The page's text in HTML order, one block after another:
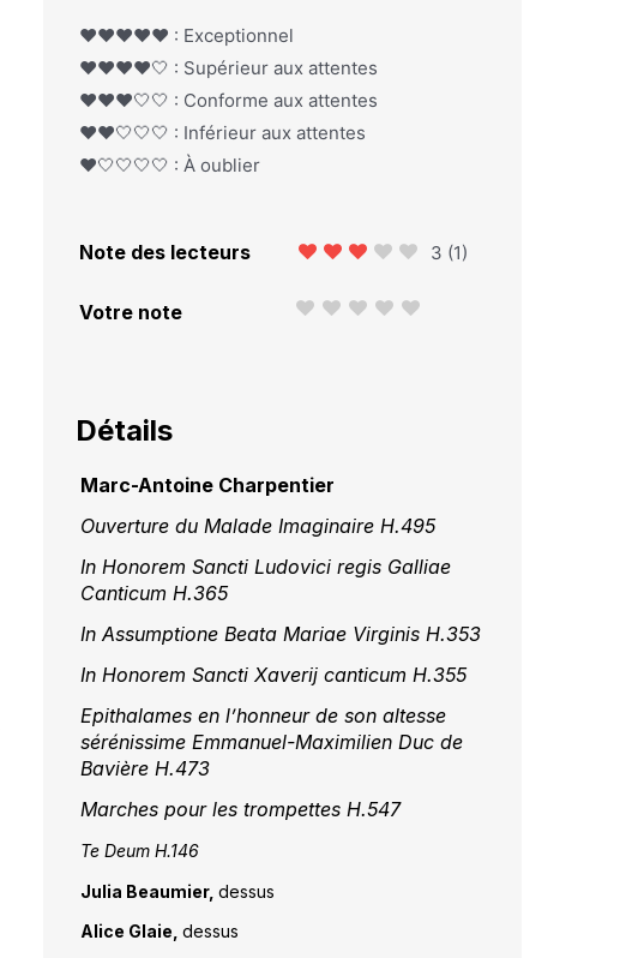
❤️❤️❤️❤️❤️ : Exceptionnel
❤️❤️❤️❤️🤍 : Supérieur aux attentes
❤️❤️❤️🤍🤍 : Conforme aux attentes
❤️❤️🤍🤍🤍 : Inférieur aux attentes
❤️🤍🤍🤍🤍 : À oublier
Note des lecteurs 3 (1)
Votre note
Détails
Marc-Antoine Charpentier
Ouverture du Malade Imaginaire H.495
In Honorem Sancti Ludovici regis Galliae
Canticum H.365
In Assumptione Beata Mariae Virginis H.353
In Honorem Sancti Xaverij canticum H.355
Epithalames en l’honneur de son altesse
sérénissime Emmanuel-Maximilien Duc de
Bavière H.473
Marches pour les trompettes H.547
Te Deum H.146
Julia Beaumier, dessus
Alice Glaie, dessus